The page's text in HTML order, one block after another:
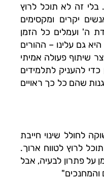
בלי זה לא תוכל לרוץ
יקרים ומקסימים
ה' ועמלים כל הזמן
גם עלינו – ההורים
שיתוף פעולה אמיתי
להעניק לתלמידים
שהם כל כך ראויים
לחולל שינוי חייבת
לרוץ לטווח ארוך.
על פתרון לבעיה, אבל
והמחנכים"